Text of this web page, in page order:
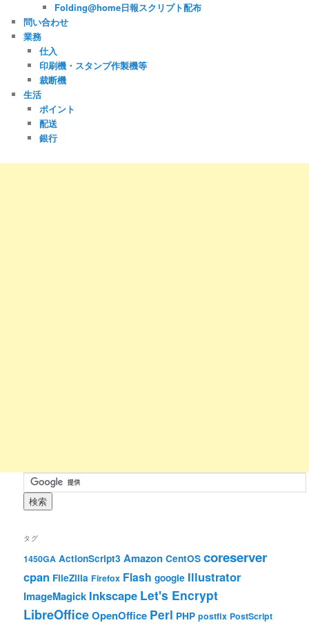
Folding@home日報スクリプト配布
問い合わせ
業務
仕入
印刷機・スタンプ作製機等
裁断機
生活
ポイント
配送
銀行
タグ
1450GA ActionScript3 Amazon CentOS coreserver
cpan FileZilla Firefox Flash google Illustrator
ImageMagick Inkscape Let's Encrypt
LibreOfficeOpenOffice Perl PHP postfix PostScript